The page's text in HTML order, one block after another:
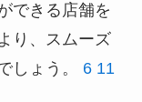
できる店舗を
り、スムーズ
しょう。 6 11